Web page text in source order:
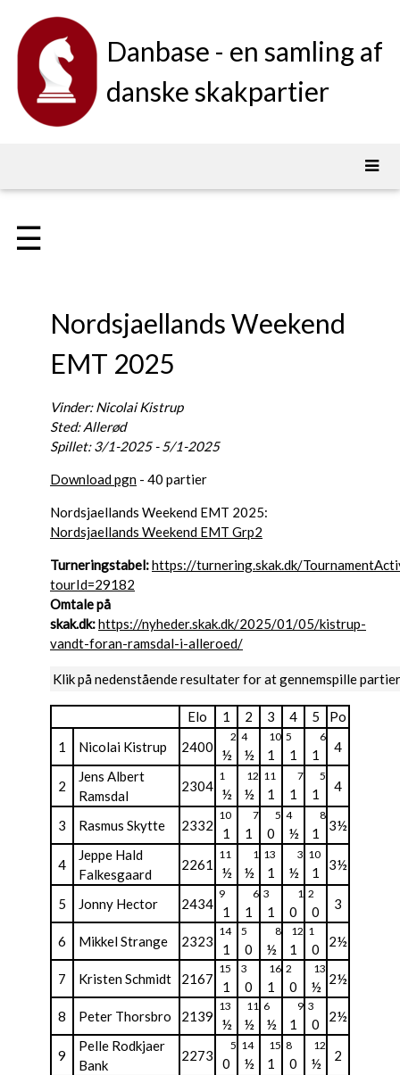
Danbase - en samling af
danske skakpartier
☰
Nordsjaellands Weekend
EMT 2025
Vinder: Nicolai Kistrup
Sted: Allerød
Spillet: 3/1-2025 - 5/1-2025
Download pgn - 40 partier
Nordsjaellands Weekend EMT 2025:
Nordsjaellands Weekend EMT Grp2
Turneringstabel:https://turnering.skak.dk/
tourId=29182
Omtale på
skak.dk:https://nyheder.skak.dk/2025/01/05/kistrup-
vandt-foran-ramsdal-i-alleroed/
Klik på nedenstående resultater for at gennemspille partier
Elo 1 2 3 4 5
Po
1
Nicolai Kistrup 2400
2
½
4
½
10
1
5
1
6
1 4
2
Jens Albert
Ramsdal
2304
1
½
12
½
11
1
7
1
5
1 4
3 Rasmus Skytte 2332
10
1
7
1
5
0
4
½
8
1 3½
4
Jeppe Hald
Falkesgaard
2261
11
½
1
½
13
1
3
½
10
1 3½
5 Jonny Hector 2434
9
1
6
1
3
1
1
0
2
0 3
6 Mikkel Strange 2323
14
1
5
0
8
½
12
1
1
0 2½
7 Kristen Schmidt 2167
15
1
3
0
16
1
2
0
13
½ 2½
8 Peter Thorsbro 2139
13
½
11
½
6
½
9
1
3
0 2½
9
Pelle Rodkjaer
Bank
2273
5
0
14
½
15
1
8
0
12
½ 2